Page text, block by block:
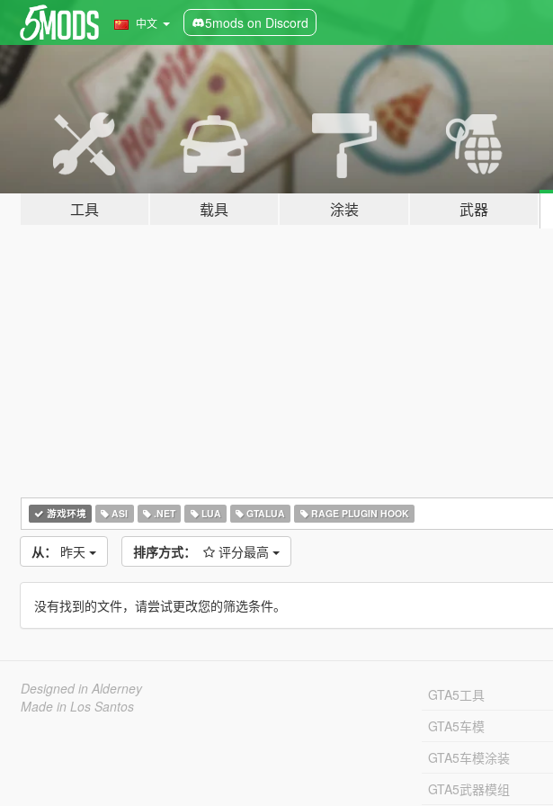
中文 5mods on Discord
工具 载具 涂装 武器
游戏环境 ASI .NET LUA GTALUA RAGE PLUGIN HOOK
从： 昨天 排序方式： 评分最高
没有找到的文件，请尝试更改您的筛选条件。
Designed in Alderney
Made in Los Santos
GTA5工具
GTA5车模
GTA5车模涂装
GTA5武器模组